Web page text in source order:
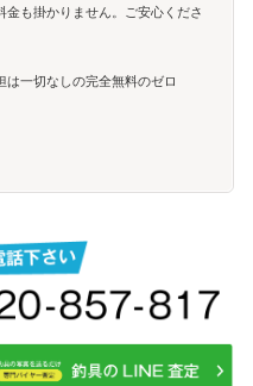
金も掛かりません。ご安心くださ
は一切なしの完全無料のゼロ